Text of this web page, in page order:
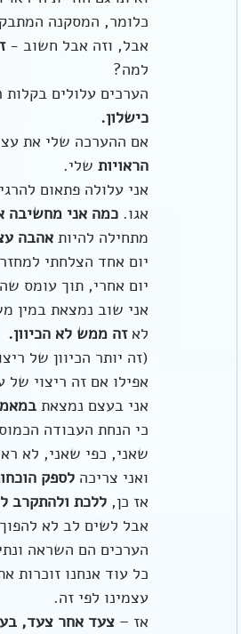
כלומר, המסקנה
אבל, וזה אבל חשוב -
למה?
הערכים עלולים
כישלון.
אם ההערכה שלי את
הראויות שלי.
אני עלולה פתאום
אגו. כמה אני מחשיבה
מתחילה להיות אהבה
יום אחד הצלחתי
יום אחרי, תוך עומס
אני שוב נמצאת במין
לא זה ממש לא הכיוון.
(זה יותר הכיוון של
אפילו אם זה ריצוי של
אני בעצם נמצאת
כי הנחת העבודה
שאני, כפי שאני, לא
ואני צריכה לספק
אז כן, ללכת ולהתקרב
אבל לשים לב לא
הערכים הם השראה
כל עוד אנחנו זוכרות
עצמינו לפי זה.
אז – צעד אחר צעד,